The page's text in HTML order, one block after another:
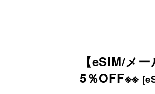
【eSIM/メ
5％OFF※※ [